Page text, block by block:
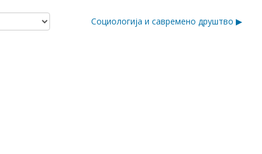
Социологија и савремено друштво ▶︎